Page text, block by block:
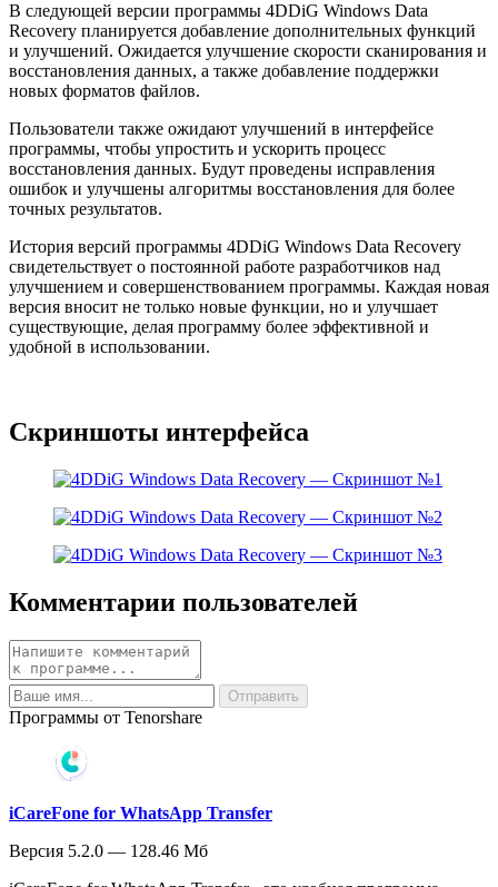
В следующей версии программы 4DDiG Windows Data
Recovery планируется добавление дополнительных функций
и улучшений. Ожидается улучшение скорости сканирования и
восстановления данных, а также добавление поддержки
новых форматов файлов.
Пользователи также ожидают улучшений в интерфейсе
программы, чтобы упростить и ускорить процесс
восстановления данных. Будут проведены исправления
ошибок и улучшены алгоритмы восстановления для более
точных результатов.
История версий программы 4DDiG Windows Data Recovery
свидетельствует о постоянной работе разработчиков над
улучшением и совершенствованием программы. Каждая новая
версия вносит не только новые функции, но и улучшает
существующие, делая программу более эффективной и
удобной в использовании.
Скриншоты интерфейса
Комментарии пользователей
Программы от Tenorshare
iCareFone for WhatsApp Transfer
Версия 5.2.0 — 128.46 Мб